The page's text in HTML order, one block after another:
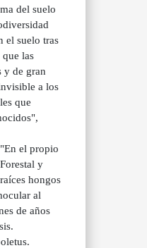
del suelo
el suelo tras
las
y de gran
a los
que
el propio
y
hongos
al
de años